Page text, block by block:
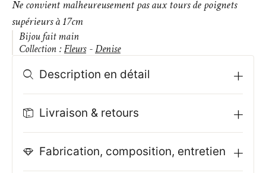
Ne convient malheureusement pas aux tours de poignets
supérieurs à 17cm
Bijou fait main
Collection :Fleurs -Denise
Description en détail
Livraison & retours
Fabrication, composition, entretien